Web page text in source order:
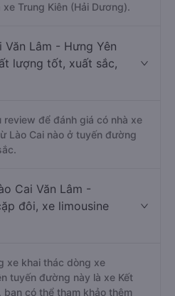
Trung Kiên (Hải Dương).
Lâm - Hưng Yên
lượng tốt, xuất sắc,
review để đánh giá có nhà xe
Lào Cai nào ở tuyến đường
Cai Văn Lâm -
đôi, xe limousine
xe khai thác dòng xe
tuyến đường này là xe Kết
bạn có thể tham khảo thêm